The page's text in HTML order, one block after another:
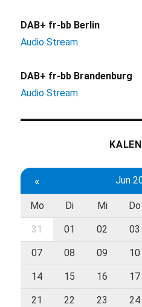
DAB+ fr-bb Berlin
Audio Stream
DAB+ fr-bb Brandenburg
Audio Stream
« Jun
Mo Di Mi Do
31 01 02 03
07 08 09 10
14 15 16 17
21 22 23 24